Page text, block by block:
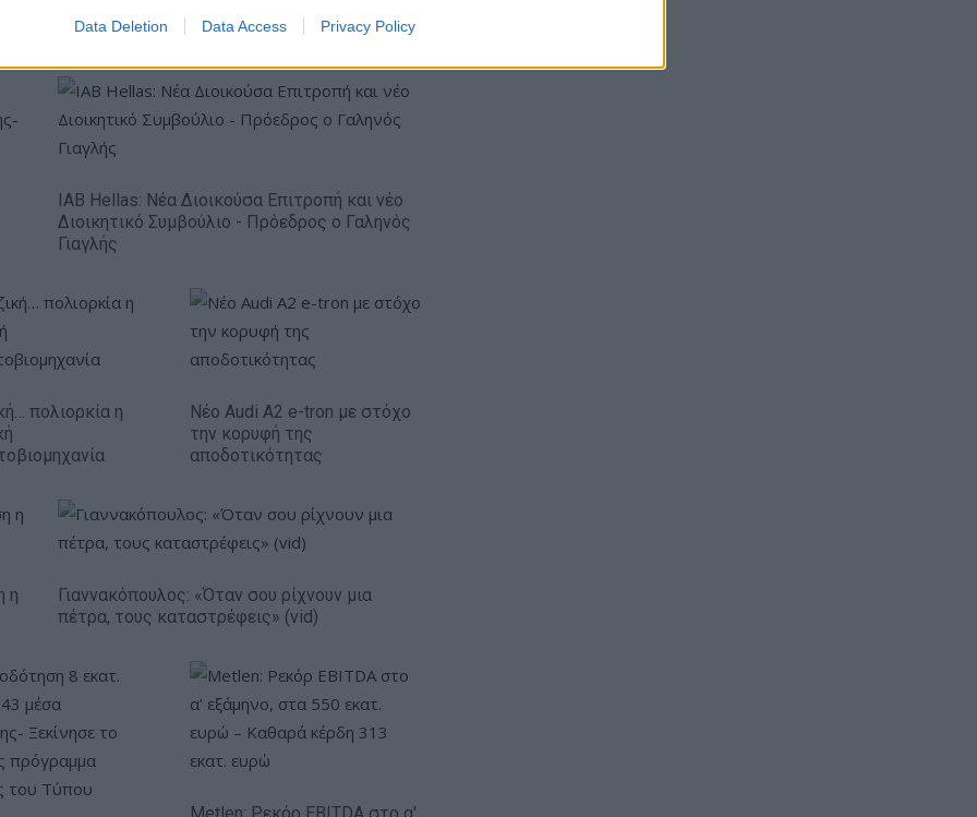
Data Deletion Data Access Privacy Policy
ενέργειας
IAB Hellas: Νέα Διοικούσα Επιτροπή και νέο
Διοικητικό Συμβούλιο - Πρόεδρος ο Γαληνός
Γιαγλής
πολιορκία η
Νέο Audi A2 e-tron με στόχο
την κορυφή της
αποδοτικότητας
η
Γιαννακόπουλος: «Όταν σου ρίχνουν μια
πέτρα, τους καταστρέφεις» (vid)